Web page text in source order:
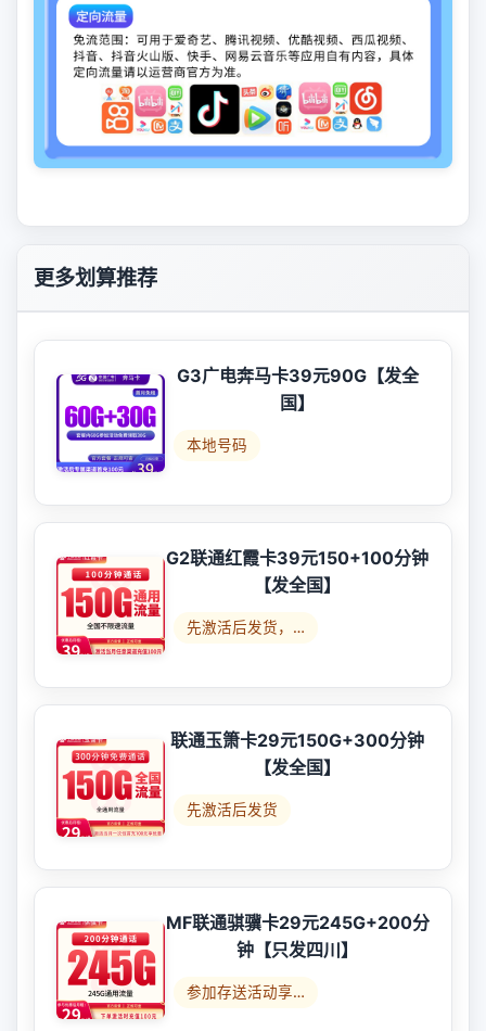
更多划算推荐
G3广电奔马卡39元90G【发全
国】
本地号码
G2联通红霞卡39元150+100分钟
【发全国】
先激活后发货，…
联通玉箫卡29元150G+300分钟
【发全国】
先激活后发货
MF联通骐骥卡29元245G+200分
钟【只发四川】
参加存送活动享…